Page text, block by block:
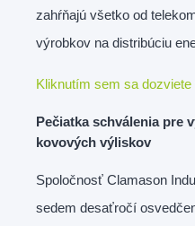
zahŕňajú všetko od
výrobkov na distribúciu
Kliknutím sem sa dozviete
Pečiatka schválenia pre
kovových výliskov
Spoločnosť Clamason
sedem desaťročí